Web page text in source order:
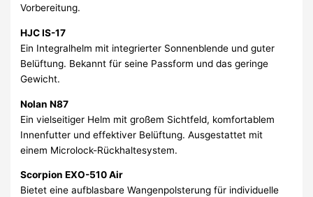
Vorbereitung.
HJC IS-17
Ein Integralhelm mit integrierter Sonnenblende und guter
Belüftung. Bekannt für seine Passform und das geringe
Gewicht.
Nolan N87
Ein vielseitiger Helm mit großem Sichtfeld, komfortablem
Innenfutter und effektiver Belüftung. Ausgestattet mit
einem Microlock-Rückhaltesystem.
Scorpion EXO-510 Air
Bietet eine aufblasbare Wangenpolsterung für individuelle